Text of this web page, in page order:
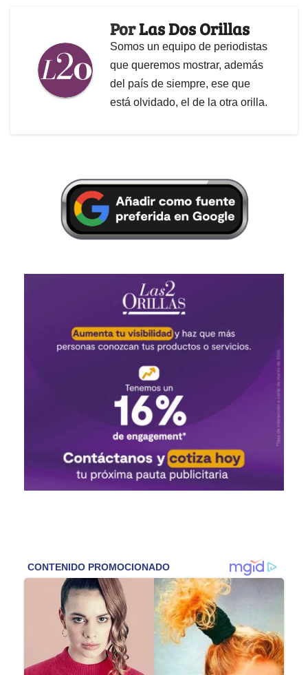
PorLas Dos Orillas
Somos un equipo de periodistas
que queremos mostrar, además
del país de siempre, ese que
está olvidado, el de la otra orilla.